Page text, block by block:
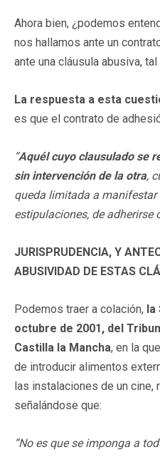
Ahora bien, ¿podemos
nos hallamos ante un
ante una cláusula abusiva,
La respuesta a esta
es que el contrato de
“Aquél cuyo clausulado se
sin intervención de la otra,
queda limitada a
estipulaciones, de adherirse
JURISPRUDENCIA, Y
ABUSIVIDAD DE ESTAS
Podemos traer a colación, la
octubre de 2001, del
Castilla la Mancha, en la
de introducir alimentos
las instalaciones de un cine,
señalándose que:
“No es que se imponga a